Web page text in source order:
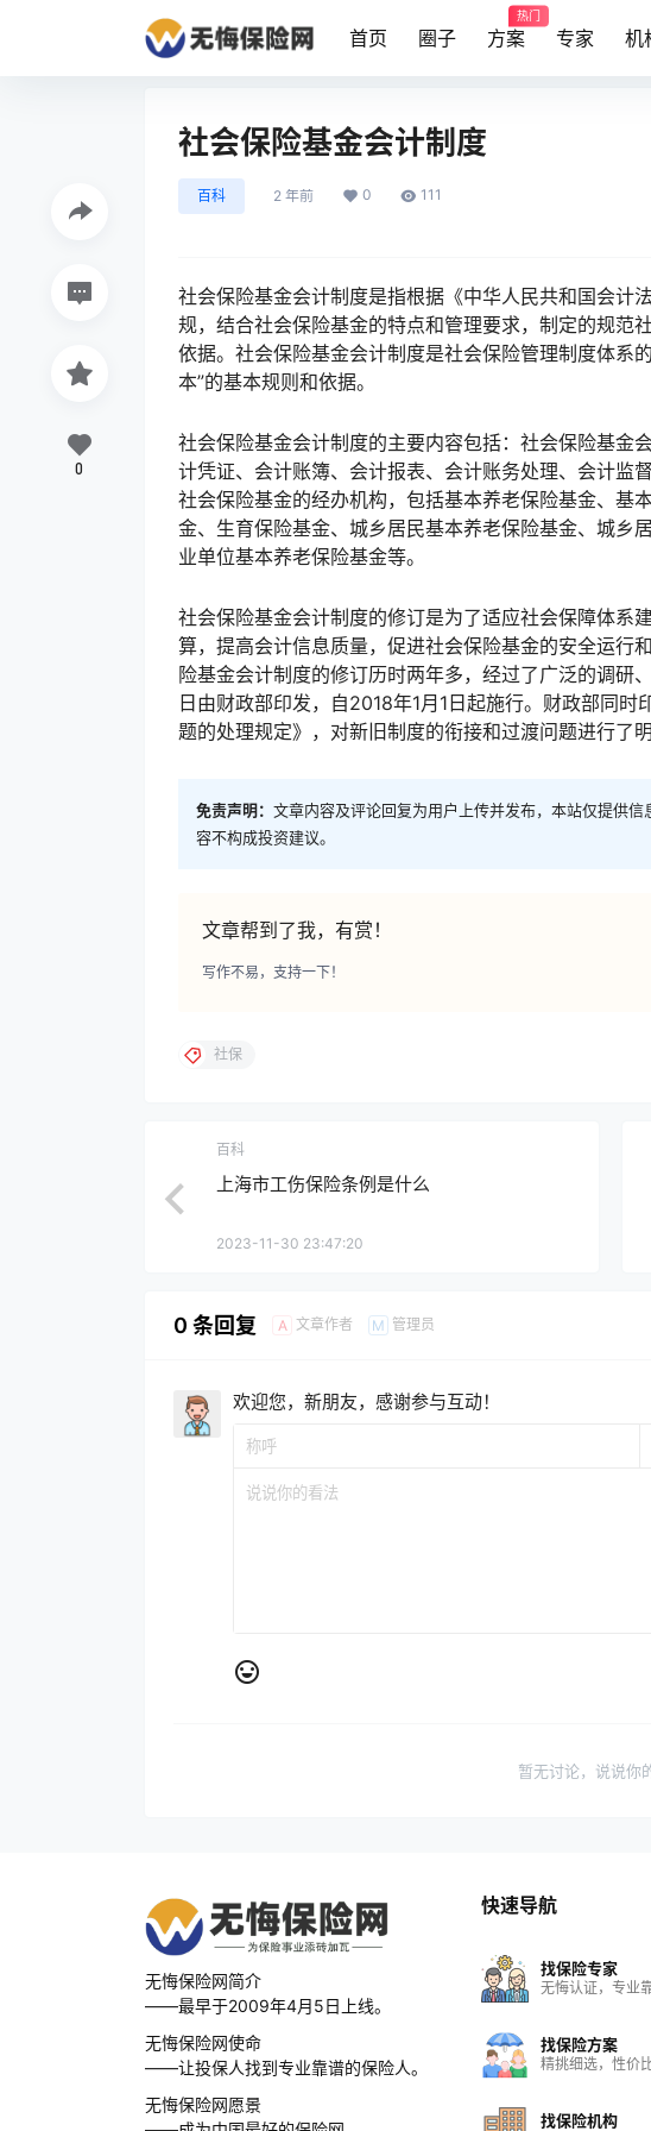
首页 圈子 方案
热门
专家 机
社会保险基金会计制度
百科 2 年前 0 111
社会保险基金会计制度是指根据《中华人民共和国会计
规，结合社会保险基金的特点和管理要求，制定的规范
依据。社会保险基金会计制度是社会保险管理制度体系
本”的基本规则和依据。
社会保险基金会计制度的主要内容包括：社会保险基金
计凭证、会计账簿、会计报表、会计账务处理、会计监
社会保险基金的经办机构，包括基本养老保险基金、基
金、生育保险基金、城乡居民基本养老保险基金、城乡
业单位基本养老保险基金等。
社会保险基金会计制度的修订是为了适应社会保障体系
算，提高会计信息质量，促进社会保险基金的安全运行
险基金会计制度的修订历时两年多，经过了广泛的调研
日由财政部印发，自2018年1月1日起施行。财政部同
题的处理规定》，对新旧制度的衔接和过渡问题进行了
免责声明： 文章内容及评论回复为用户上传并发布，本站仅提供
容不构成投资建议。
文章帮到了我，有赏！
写作不易，支持一下！
0
社保
百科
上海市工伤保险条例是什么
2023-11-30 23:47:20
0 条回复 A 文章作者 M 管理员
欢迎您，新朋友，感谢参与互动！
暂无讨论，说说你
无悔保险网简介
——最早于2009年4月5日上线。
无悔保险网使命
——让投保人找到专业靠谱的保险人。
无悔保险网愿景
快速导航
找保险专家
无悔认证，专业
找保险方案
精挑细选，性价
找保险机构